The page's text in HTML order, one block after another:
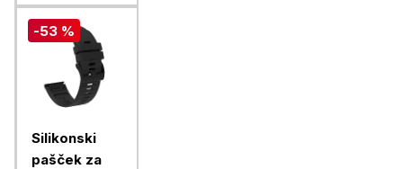
-53 %
Silikonski
pašček za